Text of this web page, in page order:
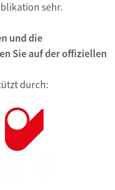
sehr.
und die
Sie auf der offiziellen
durch: